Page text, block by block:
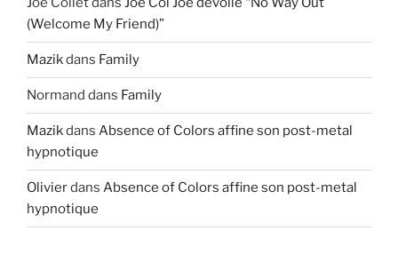
(Welcome My Friend)”
Mazikdans Family
Normand dans Family
Mazikdans Absence of Colors affine son post-metal
hypnotique
Olivierdans Absence of Colors affine son post-metal
hypnotique